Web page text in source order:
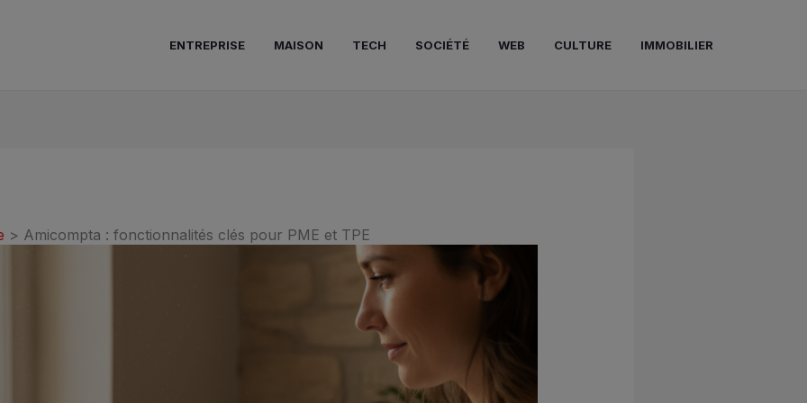
ENTREPRISE MAISON TECH SOCIÉTÉ WEB CULTURE IMMOBILIER
Amicompta : fonctionnalités clés pour PME et TPE